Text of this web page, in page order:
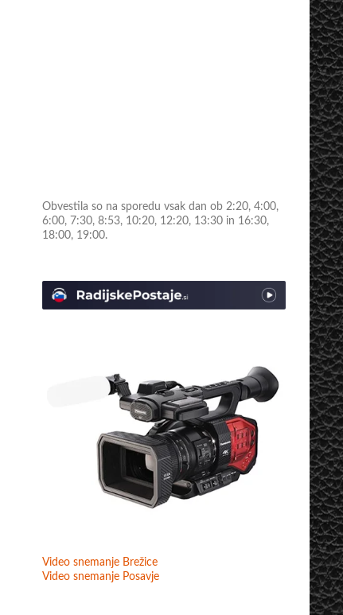
Obvestila so na sporedu vsak dan ob 2:20, 4:00,
6:00, 7:30, 8:53, 10:20, 12:20, 13:30 in 16:30,
18:00, 19:00.
Video snemanje Brežice
Video snemanje Posavje